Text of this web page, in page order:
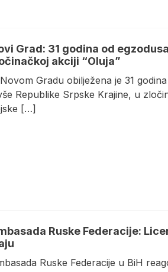
Grad: 31 godina od
akciji “Oluja”
Gradu obilježena je 31
Republike Srpske Krajine, u
[…]
Ruske Federacije:
Ruske Federacije u BiH